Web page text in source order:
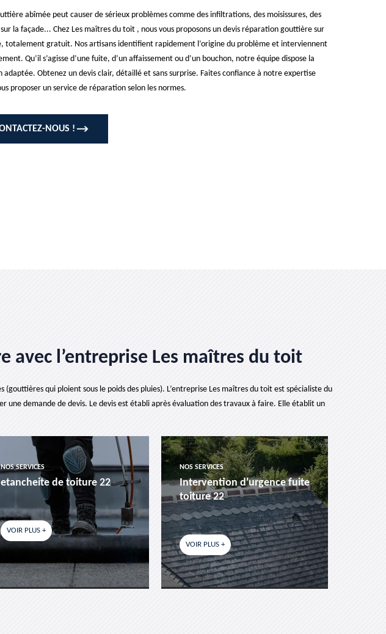
abîmée peut causer de sérieux problèmes comme des infiltrations, des moisissures, des
la façade... Chez Les maîtres du toit , nous vous proposons un devis réparation gouttière sur
totalement gratuit. Nos artisans identifient rapidement l’origine du problème et interviennent
Qu’il s’agisse d’une fuite, d’un affaissement ou d’un bouchon, notre équipe dispose la
adaptée. Obtenez un devis clair, détaillé et sans surprise. Faites confiance à notre expertise
proposer un service de réparation selon les normes.
NOUS !
avec l’entreprise Les maîtres du toit
qui ploient sous le poids des pluies). L’entreprise Les maîtres du toit est spécialiste du
demande de devis. Le devis est établi après évaluation des travaux à faire. Elle établit un
NOS SERVICES
etancheite de toiture 22
VOIR PLUS +
NOS SERVICES
Intervention d'urgence fuite
toiture 22
VOIR PLUS +